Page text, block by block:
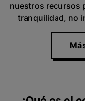
nuestros recursos
tranquilidad, no